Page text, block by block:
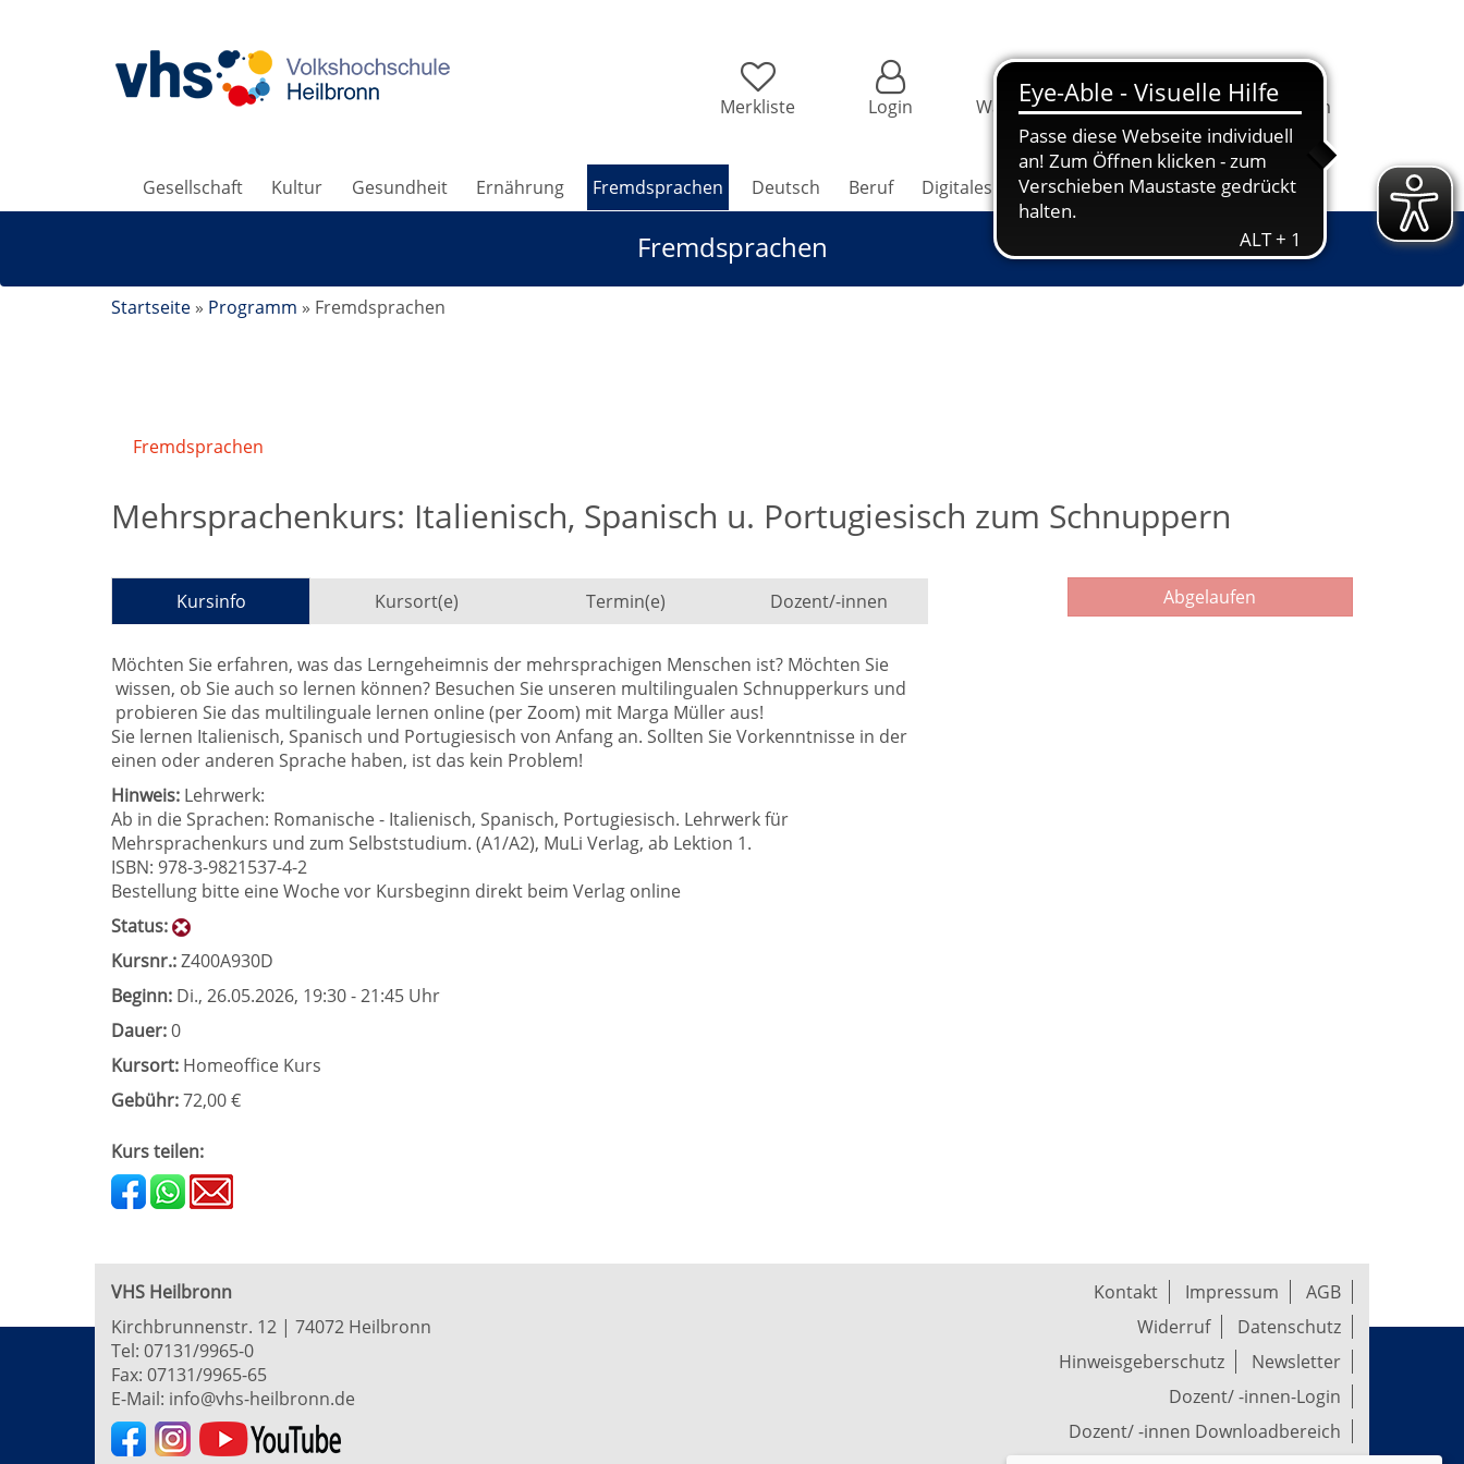
Merkliste Login Warenkorb Information Programm
Gesellschaft Kultur Gesundheit Ernährung Fremdsprachen Deutsch Beruf Digitales Grundbildung Jugendkunstschule
Fremdsprachen
Startseite » Programm » Fremdsprachen
Fremdsprachen
Mehrsprachenkurs: Italienisch, Spanisch u. Portugiesisch zum Schnuppern
Kursinfo Kursort(e) Termin(e) Dozent/-innen
Möchten Sie erfahren, was das Lerngeheimnis der mehrsprachigen Menschen ist? Möchten Sie
wissen, ob Sie auch so lernen können? Besuchen Sie unseren multilingualen Schnupperkurs und
probieren Sie das multilinguale lernen online (per Zoom) mit Marga Müller aus!
Sie lernen Italienisch, Spanisch und Portugiesisch von Anfang an. Sollten Sie Vorkenntnisse in der
einen oder anderen Sprache haben, ist das kein Problem!
Hinweis: Lehrwerk:
Ab in die Sprachen: Romanische - Italienisch, Spanisch, Portugiesisch. Lehrwerk für
Mehrsprachenkurs und zum Selbststudium. (A1/A2), MuLi Verlag, ab Lektion 1.
ISBN: 978-3-9821537-4-2
Bestellung bitte eine Woche vor Kursbeginn direkt beim Verlag online
Status:
Kursnr.:Z400A930D
Beginn: Di., 26.05.2026, 19:30 - 21:45 Uhr
Dauer:0
Kursort: Homeoffice Kurs
Gebühr:72,00 €
Abgelaufen
Kurs teilen:
VHS Heilbronn
Kirchbrunnenstr. 12 | 74072 Heilbronn
Tel: 07131/9965-0
Fax: 07131/9965-65
E-Mail: info@vhs-heilbronn.de
Kontakt Impressum
AGB
Widerruf
Datenschutz
Hinweisgeberschutz
Newsletter
Dozent/ -innen-Login
Dozent/ -innen Downloadbereich